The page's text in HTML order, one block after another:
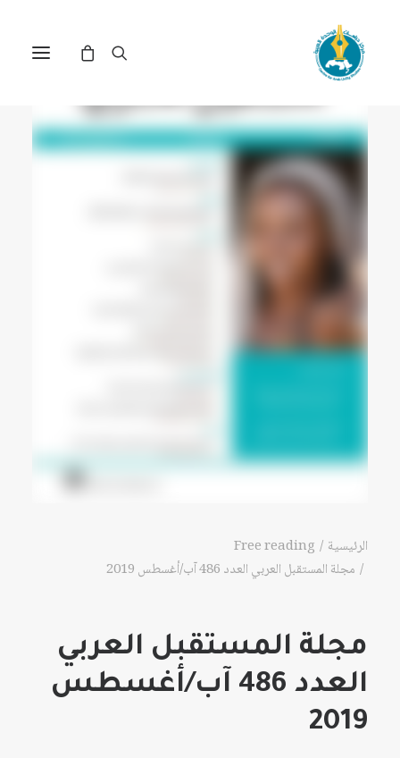
الرئيسية
Free reading
مجلة المستقبل العربي العدد 486 آب/أغسطس 2019
مجلة المستقبل العربي
العدد 486 آب/أغسطس
2019